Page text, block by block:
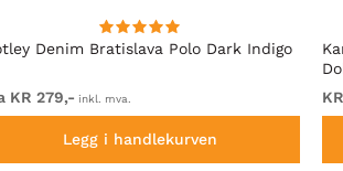
Denim Bratislava Polo Dark Indigo
KR 279,- inkl. mva.
Legg i handlekurven